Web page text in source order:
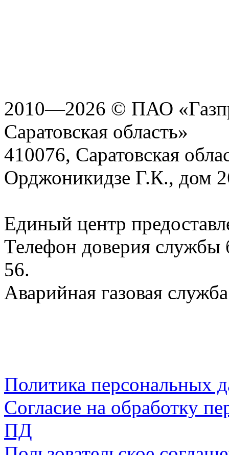
2010—2026 © ПАО
Саратовская область»
410076, Саратовская
Орджоникидзе Г.К., дом
Единый центр
Телефон доверия службы
56.
Аварийная газовая
Политика персональных
Согласие на обработку
ПД